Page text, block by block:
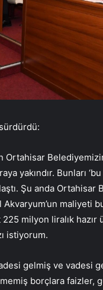
Ortahisar
yakındır. Bunları
Şu anda
maliyeti
milyon liralık
istiyorum.
gelmiş ve vadesi
borçlara faizler,